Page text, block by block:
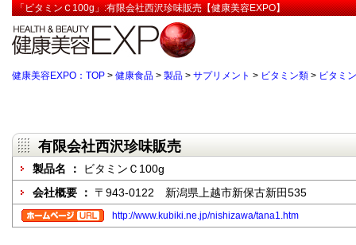
「ビタミンＣ100g」:有限会社西沢珍味販売【健康美容EXPO】
健康美容EXPO：TOP > 健康食品 > 製品 > サプリメント > ビタミン類 > ビタミ
有限会社西沢珍味販売
製品名 ：
ビタミンＣ100g
会社概要 ： 〒943-0122 新潟県上越市新保古新田535
http://www.kubiki.ne.jp/nishizawa/tana1.htm